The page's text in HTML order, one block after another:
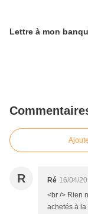
Lettre à mon
R Ré 16/04/
<br /> Rien
achetés à la